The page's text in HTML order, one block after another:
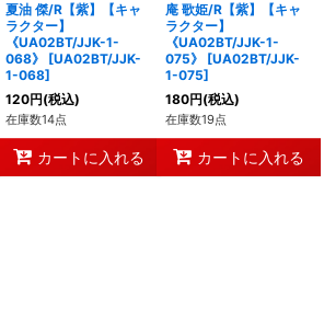
夏油 傑/R【紫】【キャ
ラクター】
《UA02BT/JJK-1-
068》
[UA02BT/JJK-
1-068]
120円(税込)
在庫数14点
カートに入れる
庵 歌姫/R【紫】【キャ
ラクター】
《UA02BT/JJK-1-
075》
[UA02BT/JJK-
1-075]
180円(税込)
在庫数19点
カートに入れる